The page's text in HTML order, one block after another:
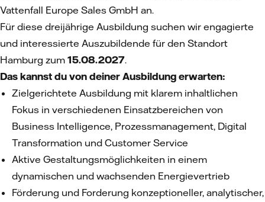
Vattenfall Europe Sales GmbH an.
Für diese dreijährige Ausbildung suchen wir engagierte
und interessierte Auszubildende für den Standort
Hamburg zum 15.08.2027.
Das kannst du von deiner Ausbildung erwarten:
Zielgerichtete Ausbildung mit klarem inhaltlichen
Fokus in verschiedenen Einsatzbereichen von
Business Intelligence, Prozessmanagement, Digital
Transformation und Customer Service
Aktive Gestaltungsmöglichkeiten in einem
dynamischen und wachsenden Energievertrieb
Förderung und Forderung konzeptioneller, analytischer,